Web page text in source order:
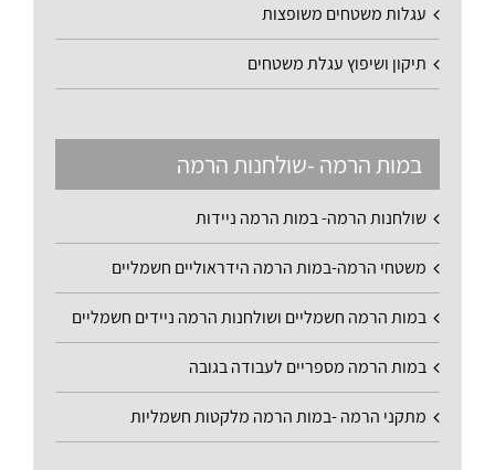
עגלות משטחים משופצות
תיקון ושיפוץ עגלת משטחים
במות הרמה -שולחנות הרמה
שולחנות הרמה- במות הרמה ניידות
משטחי הרמה-במות הרמה הידראוליים חשמליים
במות הרמה חשמליים ושולחנות הרמה ניידים חשמליים
במות הרמה מספריים לעבודה בגובה
מתקני הרמה -במות הרמה מלקטות חשמליות